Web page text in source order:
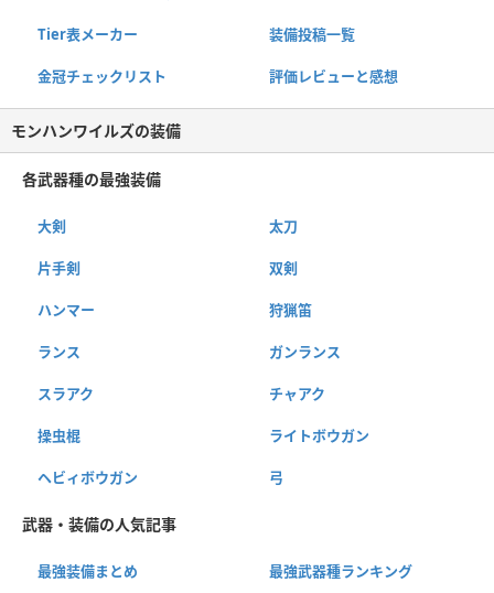
Tier表メーカー 装備投稿一覧
金冠チェックリスト 評価レビューと感想
モンハンワイルズの装備
各武器種の最強装備
大剣 太刀
片手剣 双剣
ハンマー 狩猟笛
ランス ガンランス
スラアク チャアク
操虫棍 ライトボウガン
ヘビィボウガン 弓
武器・装備の人気記事
最強装備まとめ 最強武器種ランキング